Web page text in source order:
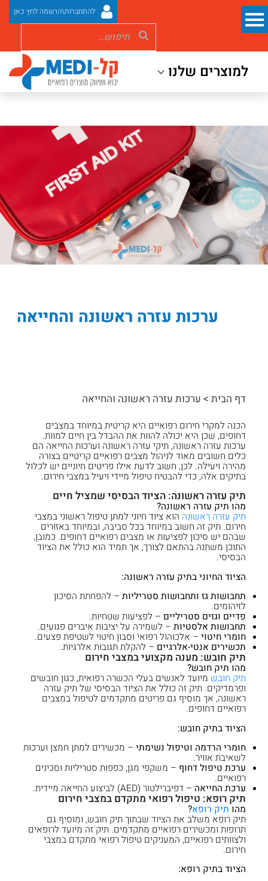
להתחברות\הרשמה לחץ כאן
למוצרים שלנו
ערכות עזרה ראשונה והחייאה
דף הבית > ערכות עזרה ראשונה והחייאה
הכנה למקרי חירום רפואיים היא קריטית במיוחד במצבים
דחופים, שכן היא יכולה להוות את ההבדל בין חיים למוות.
ערכות עזרה ראשונה, תיקי עזרה ראשונה וערכות החייאה הם
כלים חשובים מאוד לניהול מצבים רפואיים קריטיים בצורה
מהירה ויעילה. לכן, חשוב לדעת אילו פריטים חיוניים יש לכלול
בתיקים אלה, כדי להבטיח טיפול מיידי ויעיל במצבי חירום.
תיק עזרה ראשונה: הציוד הבסיסי שמציל חיים
מהו תיק עזרה ראשונה?
תיק עזרה ראשונה הוא ציוד חיוני למתן טיפול ראשוני במצבי
חירום. תיק זה חשוב במיוחד בכל סביבה, ובמיוחד באזורים
שבהם יש סיכון לפציעות או מצבים רפואיים דחופים. כמובן,
התוכן משתנה בהתאם לצורך, אך תמיד הוא כולל את הציוד
הבסיסי.
הציוד החיוני בתיק עזרה ראשונה:
תחבושות גז ותחבושות סטריליות – להפחתת הסיכון
לזיהומים.
פדיים וגזים סטריליים – לפציעות שטחיות.
תחבושות אלסטיות – לשמירה על יציבות איברים פגועים.
חומרי חיטוי – אלכוהול רפואי וסבון חיטוי לשטיפת פצעים.
תכשירים אנטי-אלרגיים – להקלת תגובות אלרגיות.
תיק חובש: מענה מקצועי במצבי חירום
מהו תיק חובש?
תיק חובש מיועד לאנשים בעלי הכשרה רפואית, כגון חובשים
ופרמדיקים. תיק זה כולל את הציוד הבסיסי של תיק עזרה
ראשונה, אך מוסיף גם פריטים מתקדמים לטיפול במצבים
רפואיים דחופים.
הציוד בתיק חובש:
חומרי הרדמה וטיפול נשימתי – מכשירים למתן חמצן וערכות
לשאיבת אוויר.
ערכת טיפול דחוף – משקפי מגן, כפפות סטריליות וסכינים
רפואיים.
ערכת החייאה – דפיברילטור (AED) לביצוע החייאה מיידית.
תיק רופא: טיפול רפואי מתקדם במצבי חירום
מהו תיק רופא?
תיק רופא משלב את הציוד שבתוך תיק חובש, ומוסיף גם
תרופות ומכשירים רפואיים מתקדמים. תיק זה מיועד לרופאים
ולצוותים רפואיים, המעניקים טיפול רפואי מתקדם במצבי
חירום.
הציוד בתיק רופא: